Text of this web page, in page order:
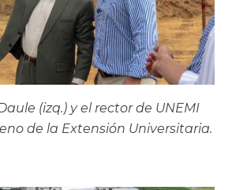
(izq.) y el rector de UNEMI
de la Extensión Universitaria.